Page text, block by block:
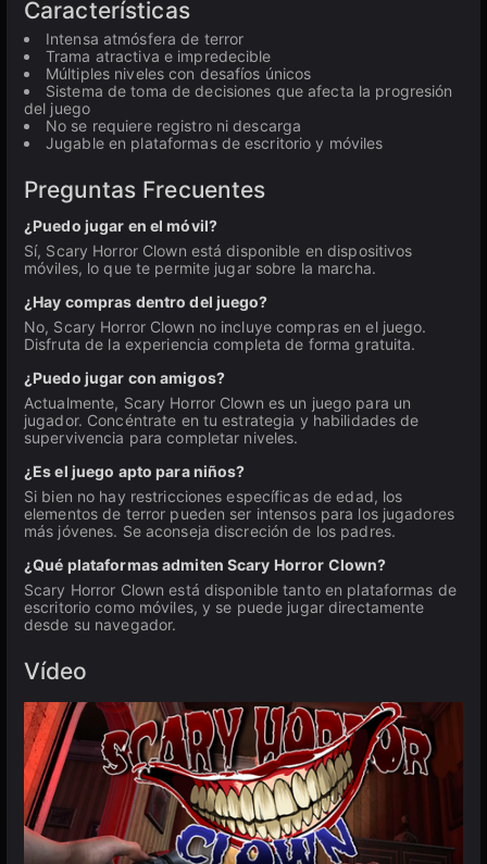
Características
Intensa atmósfera de terror
Trama atractiva e impredecible
Múltiples niveles con desafíos únicos
Sistema de toma de decisiones que afecta la progresión
del juego
No se requiere registro ni descarga
Jugable en plataformas de escritorio y móviles
Preguntas Frecuentes
¿Puedo jugar en el móvil?
Sí, Scary Horror Clown está disponible en dispositivos
móviles, lo que te permite jugar sobre la marcha.
¿Hay compras dentro del juego?
No, Scary Horror Clown no incluye compras en el juego.
Disfruta de la experiencia completa de forma gratuita.
¿Puedo jugar con amigos?
Actualmente, Scary Horror Clown es un juego para un
jugador. Concéntrate en tu estrategia y habilidades de
supervivencia para completar niveles.
¿Es el juego apto para niños?
Si bien no hay restricciones específicas de edad, los
elementos de terror pueden ser intensos para los jugadores
más jóvenes. Se aconseja discreción de los padres.
¿Qué plataformas admiten Scary Horror Clown?
Scary Horror Clown está disponible tanto en plataformas de
escritorio como móviles, y se puede jugar directamente
desde su navegador.
Vídeo